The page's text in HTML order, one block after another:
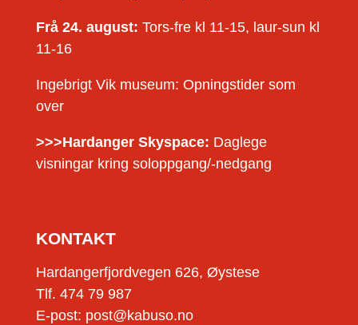
Frå 24. august: Tors-fre kl 11-15, laur-sun kl
11-16
Ingebrigt Vik museum: Opningstider som
over
>>>Hardanger Skyspace: Daglege
visningar kring soloppgang/-nedgang
KONTAKT
Hardangerfjordvegen 626, Øystese
Tlf. 474 79 987
E-post: post@kabuso.no